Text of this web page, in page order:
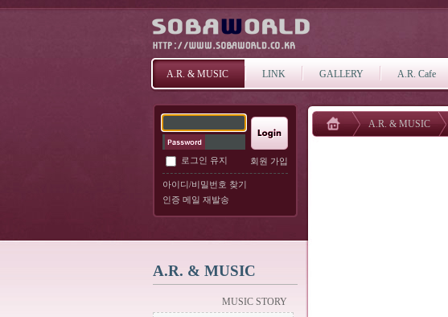
A.R. & MUSIC LINK GALLERY A.R. Cafe
로그인 유지 회원 가입
아이디/비밀번호 찾기
인증 메일 재발송
A.R. & MUSIC
MUSIC STORY
A.R. & MUSIC